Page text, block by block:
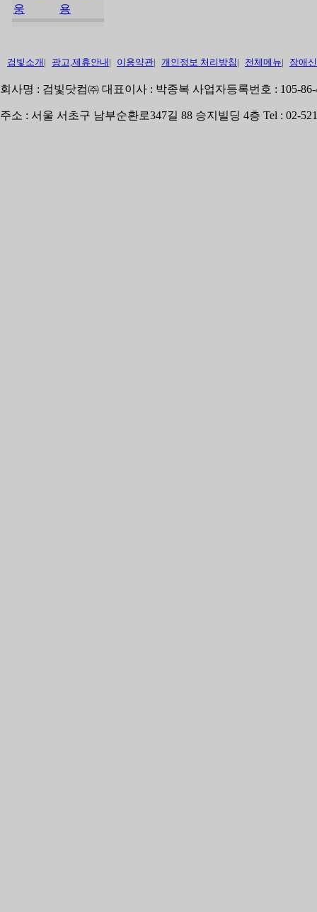
웅
용
검빛소개 | 광고,제휴안내 | 이용약관| 개인정보 처리방침 | 전체메뉴| 장애
회사명 : 검빛닷컴㈜ 대표이사 : 박종복 사업자등록번호 : 105-
주소 : 서울 서초구 남부순환로347길 88 승지빌딩 4층 Tel : 02-